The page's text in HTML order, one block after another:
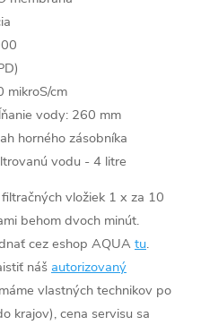
mikroS/cm
vody: 260 mm
horného zásobníka
vodu - 4 litre
vložiek 1 x za 10
behom dvoch minút.
cez eshop AQUA tu.
náš autorizovaný
vlastných technikov po
krajov), cena servisu sa